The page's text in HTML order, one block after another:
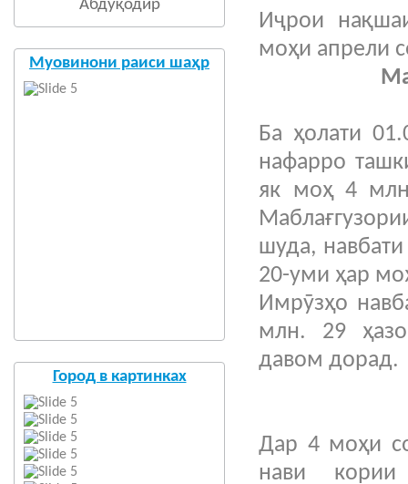
Абдуқодир
Муовинони раиси шаҳр
Город в картинках
Иҷрои
моҳи апрели
Ба ҳолати
нафарро
як моҳ 4
шуда,
20-уми ҳар
Имрӯзҳо
млн. 29
давом дорад.
Дар 4 моҳи
нави